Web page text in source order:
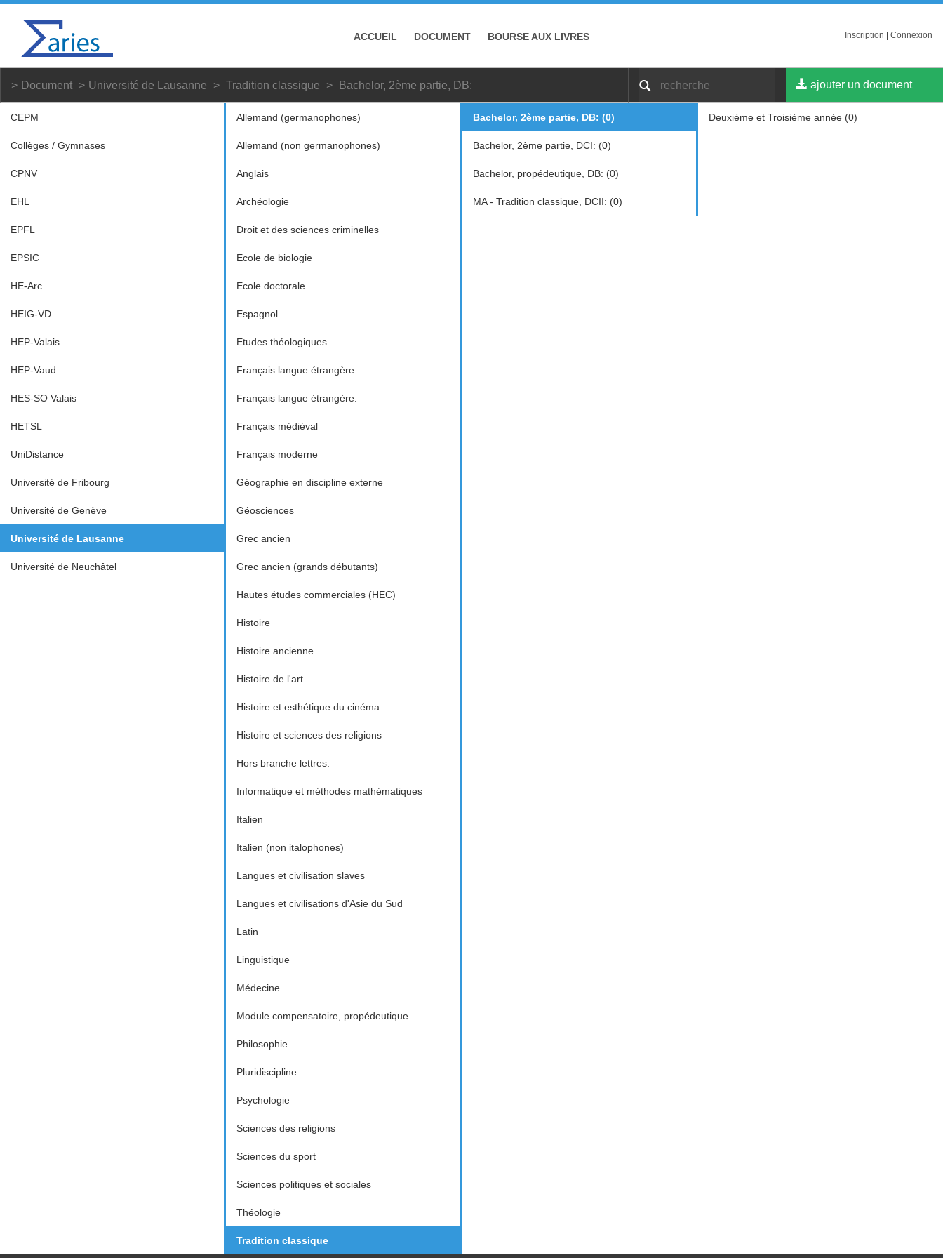
ACCUEIL DOCUMENT BOURSE AUX LIVRES Inscription Connexion
Document Université de Lausanne Tradition classique Bachelor, 2ème partie, DB: ajouter un document
CEPM
Collèges / Gymnases
CPNV
EHL
EPFL
EPSIC
HE-Arc
HEIG-VD
HEP-Valais
HEP-Vaud
HES-SO Valais
HETSL
UniDistance
Université de Fribourg
Université de Genève
Université de Lausanne
Université de Neuchâtel
Allemand (germanophones)
Allemand (non germanophones)
Anglais
Archéologie
Droit et des sciences criminelles
Ecole de biologie
Ecole doctorale
Espagnol
Etudes théologiques
Français langue étrangère
Français langue étrangère:
Français médiéval
Français moderne
Géographie en discipline externe
Géosciences
Grec ancien
Grec ancien (grands débutants)
Hautes études commerciales (HEC)
Histoire
Histoire ancienne
Histoire de l'art
Histoire et esthétique du cinéma
Histoire et sciences des religions
Hors branche lettres:
Informatique et méthodes mathématiques
Italien
Italien (non italophones)
Langues et civilisation slaves
Langues et civilisations d'Asie du Sud
Latin
Linguistique
Médecine
Module compensatoire, propédeutique
Philosophie
Pluridiscipline
Psychologie
Sciences des religions
Sciences du sport
Sciences politiques et sociales
Théologie
Tradition classique
Bachelor, 2ème partie, DB: (0)
Bachelor, 2ème partie, DCI: (0)
Bachelor, propédeutique, DB: (0)
MA - Tradition classique, DCII: (0)
Deuxième et Troisième année (0)